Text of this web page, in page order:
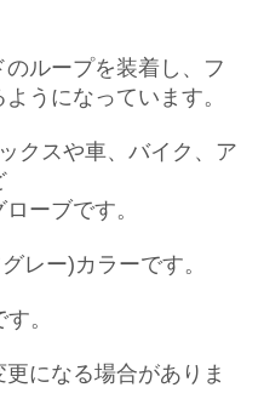
ループを装着し、フ
うになっています。
クスや車、バイク、ア
ーブです。
レー)カラーです。
。
になる場合がありま